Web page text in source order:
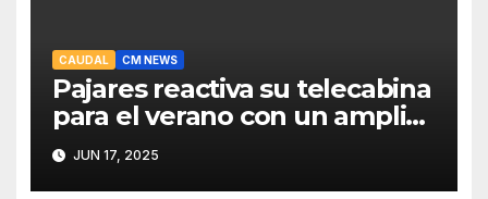
CAUDAL CM NEWS
Pajares reactiva su telecabina
para el verano con un amplio
programa de actividades
JUN 17, 2025